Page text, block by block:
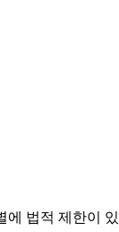
에 법적 제한이